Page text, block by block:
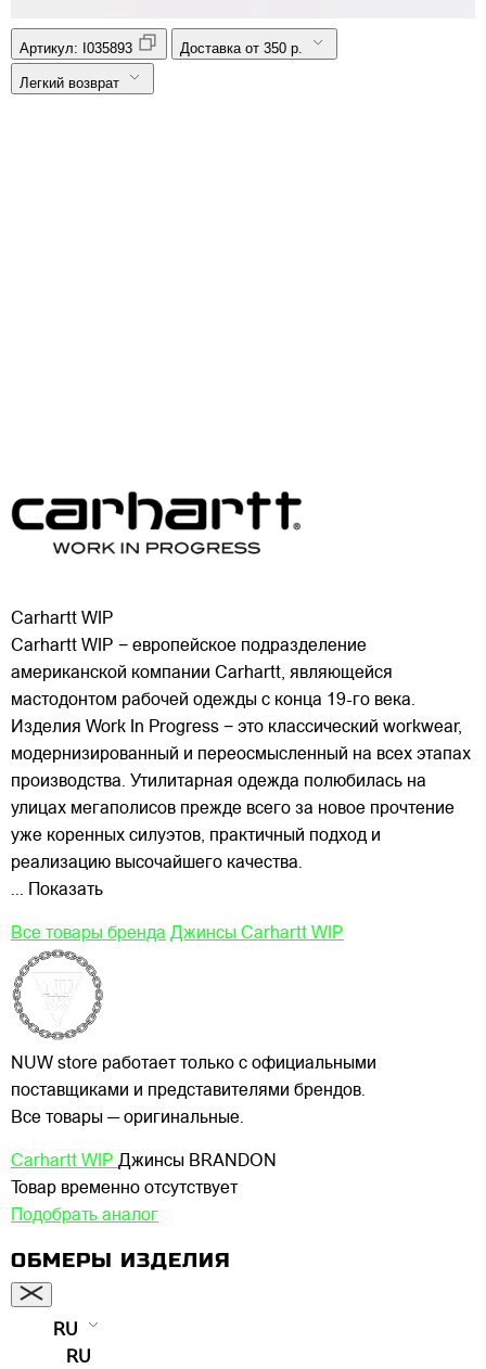
Артикул: I035893 Доставка от 350 р.
Легкий возврат
Carhartt WIP
Carhartt WIP − европейское подразделение
американской компании Carhartt, являющейся
мастодонтом рабочей одежды с конца 19-го века.
Изделия Work In Progress − это классический workwear,
модернизированный и переосмысленный на всех этапах
производства. Утилитарная одежда полюбилась на
улицах мегаполисов прежде всего за новое прочтение
уже коренных силуэтов, практичный подход и
реализацию высочайшего качества.
... Показать
Все товары бренда Джинсы Carhartt WIP
NUW store работает только с официальными
поставщиками и представителями брендов.
Все товары — оригинальные.
Carhartt WIP Джинсы BRANDON
Товар временно отсутствует
Подобрать аналог
ОБМЕРЫ ИЗДЕЛИЯ
RU
RU